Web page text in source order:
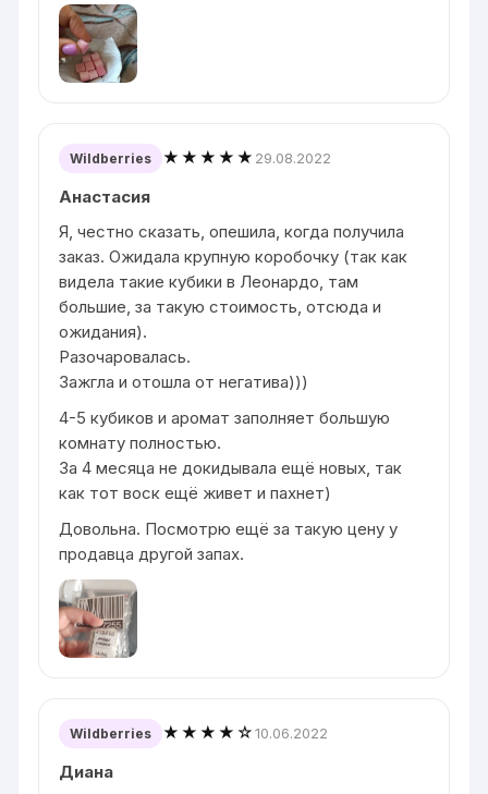
Wildberries ★★★★★ 29.08.2022
Анастасия
Я, честно сказать, опешила, когда получила
заказ. Ожидала крупную коробочку (так как
видела такие кубики в Леонардо, там
большие, за такую стоимость, отсюда и
ожидания).
Разочаровалась.
Зажгла и отошла от негатива)))
4-5 кубиков и аромат заполняет большую
комнату полностью.
За 4 месяца не докидывала ещё новых, так
как тот воск ещё живет и пахнет)
Довольна. Посмотрю ещё за такую цену у
продавца другой запах.
Wildberries ★★★★☆10.06.2022
Диана